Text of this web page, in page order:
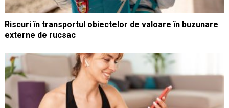
Riscuri în transportul obiectelor de valoare în buzunare
externe de rucsac